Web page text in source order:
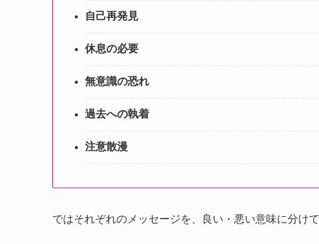
自己再発見
休息の必要
無意識の恐れ
過去への執着
注意散漫
ではそれぞれのメッセージを、良い・悪い意味に分け